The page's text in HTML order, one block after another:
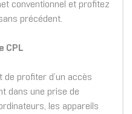
conventionnel et profitez
précédent.
CPL
de profiter d’un accès
dans une prise de
les appareils